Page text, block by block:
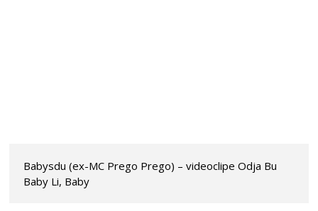
Babysdu (ex-MC Prego Prego) – videoclipe Odja Bu
Baby Li, Baby